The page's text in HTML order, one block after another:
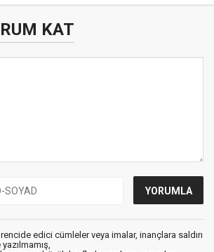
KAT
edici cümleler veya imalar, inançlara saldırı